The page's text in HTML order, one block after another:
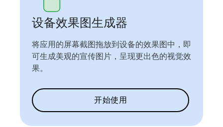
设备效果图生成器
将应用的屏幕截图拖放到设备的效果图中，即
可生成美观的宣传图片，呈现更出色的视觉效
果。
开始使用